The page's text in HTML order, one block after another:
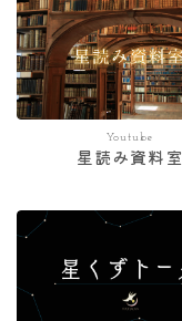
Youtube
星読み資料室